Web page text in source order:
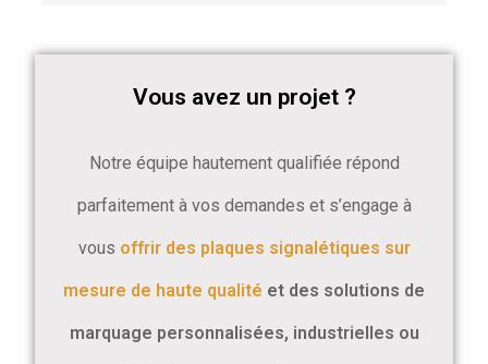
Vous avez un projet ?
Notre équipe hautement qualifiée répond
parfaitement à vos demandes et s’engage à
vous offrir des plaques signalétiques sur
mesure de haute qualité et des solutions de
marquage personnalisées, industrielles ou